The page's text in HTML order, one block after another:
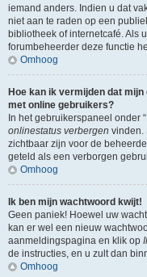
iemand anders. Indien u dat
niet aan te raden op een
bibliotheek of internetcafé. Als
forumbeheerder deze functie
Omhoog
Hoe kan ik vermijden dat
met online gebruikers?
In het gebruikerspaneel onder
onlinestatus verbergen vinden.
zichtbaar zijn voor de
geteld als een verborgen
Omhoog
Ik ben mijn wachtwoord kwijt!
Geen paniek! Hoewel uw
kan er wel een nieuw
aanmeldingspagina en klik op
de instructies, en u zult dan
Omhoog